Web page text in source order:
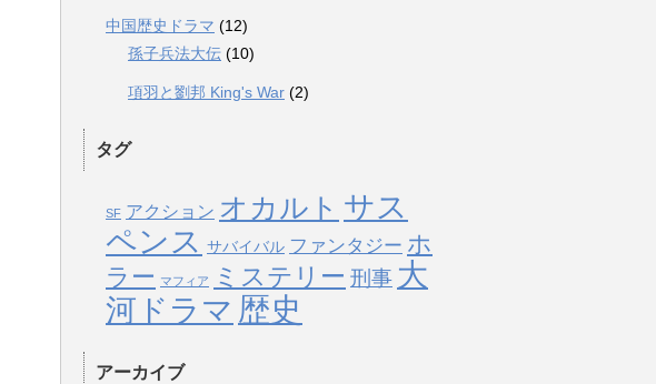
中国歴史ドラマ (12)
孫子兵法大伝 (10)
項羽と劉邦 King's War (2)
タグ
SF アクション オカルト サス
ペンス サバイバル ファンタジー ホ
ラー マフィア ミステリー 刑事 大
河ドラマ 歴史
アーカイブ